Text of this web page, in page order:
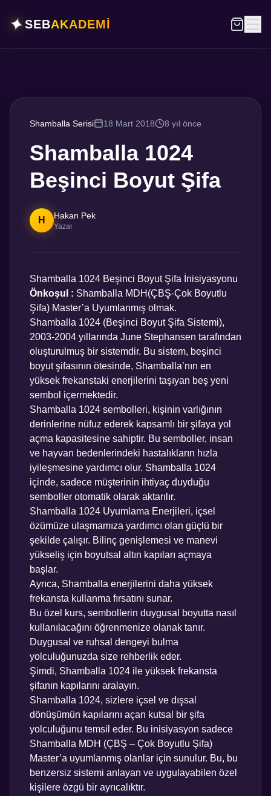
✦SEBAKADEMİ
Shamballa Serisi 18 Mart 2018 8 yıl önce
Shamballa 1024
Beşinci Boyut Şifa
H Hakan Pek
Yazar
Shamballa 1024 Beşinci Boyut Şifa İnisiyasyonu
Önkoşul : Shamballa MDH(ÇBŞ-Çok Boyutlu
Şifa) Master’a Uyumlanmış olmak.
Shamballa 1024 (Beşinci Boyut Şifa Sistemi),
2003-2004 yıllarında June Stephansen tarafından
oluşturulmuş bir sistemdir. Bu sistem, beşinci
boyut şifasının ötesinde, Shamballa’nın en
yüksek frekanstaki enerjilerini taşıyan beş yeni
sembol içermektedir.
Shamballa 1024 sembolleri, kişinin varlığının
derinlerine nüfuz ederek kapsamlı bir şifaya yol
açma kapasitesine sahiptir. Bu semboller, insan
ve hayvan bedenlerindeki hastalıkların hızla
iyileşmesine yardımcı olur. Shamballa 1024
içinde, sadece müşterinin ihtiyaç duyduğu
semboller otomatik olarak aktarılır.
Shamballa 1024 Uyumlama Enerjileri, içsel
özümüze ulaşmamıza yardımcı olan güçlü bir
şekilde çalışır. Bilinç genişlemesi ve manevi
yükseliş için boyutsal altın kapıları açmaya
başlar.
Ayrıca, Shamballa enerjilerini daha yüksek
frekansta kullanma fırsatını sunar.
Bu özel kurs, sembollerin duygusal boyutta nasıl
kullanılacağını öğrenmenize olanak tanır.
Duygusal ve ruhsal dengeyi bulma
yolculuğunuzda size rehberlik eder.
Şimdi, Shamballa 1024 ile yüksek frekansta
şifanın kapılarını aralayın.
Shamballa 1024, sizlere içsel ve dışsal
dönüşümün kapılarını açan kutsal bir şifa
yolculuğunu temsil eder. Bu inisiyasyon sadece
Shamballa MDH (ÇBŞ – Çok Boyutlu Şifa)
Master’a uyumlanmış olanlar için sunulur. Bu, bu
benzersiz sistemi anlayan ve uygulayabilen özel
kişilere özgü bir ayrıcalıktır.